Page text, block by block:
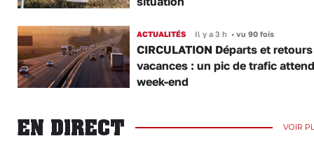
ACTUALITÉS Il y a 3 h •vu 90 fois
CIRCULATION Départs et
vacances : un pic de trafic
week-end
EN DIRECT VOIR